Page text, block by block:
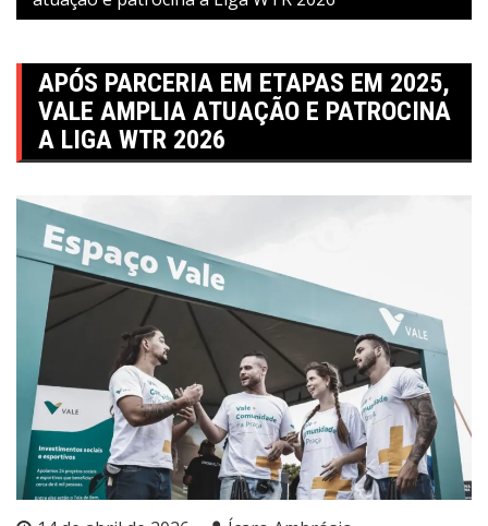
APÓS PARCERIA EM ETAPAS EM 2025,
VALE AMPLIA ATUAÇÃO E PATROCINA
A LIGA WTR 2026